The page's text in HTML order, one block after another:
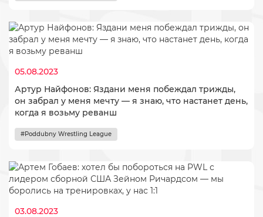
05.08.2023
​Артур Найфонов: Яздани меня побеждал трижды,
он забрал у меня мечту — я знаю, что настанет день,
когда я возьму реванш
#Poddubny Wrestling League
03.08.2023